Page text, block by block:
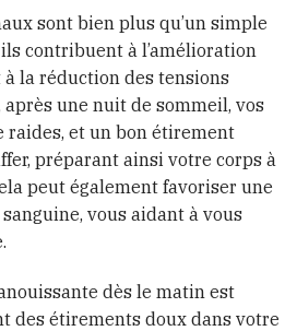
sont bien plus qu’un simple
contribuent à l’amélioration
la réduction des tensions
une nuit de sommeil, vos
raides, et un bon étirement
préparant ainsi votre corps à
peut également favoriser une
vous aidant à vous
dès le matin est
des étirements doux dans votre